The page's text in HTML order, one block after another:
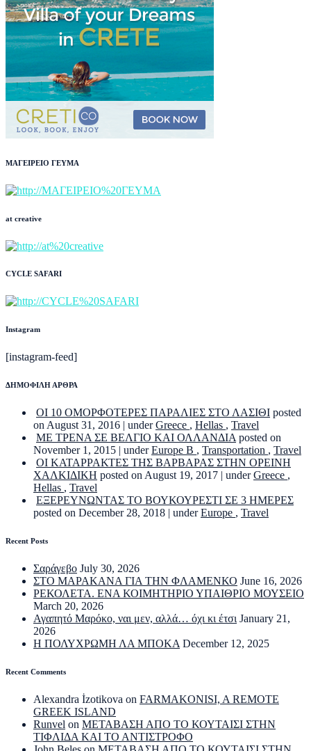
ΜΑΓΕΙΡΕΙΟ ΓΕΥΜΑ
at creative
CYCLE SAFARI
Instagram
[instagram-feed]
ΔΗΜΟΦΙΛΗ ΑΡΘΡΑ
ΟΙ 10 ΟΜΟΡΦΟΤΕΡΕΣ ΠΑΡΑΛΙΕΣ ΣΤΟ ΛΑΣΙΘΙ posted
on August 31, 2016 | underGreece , Hellas , Travel
ΜΕ ΤΡΕΝΑ ΣΕ ΒΕΛΓΙΟ ΚΑΙ ΟΛΛΑΝΔΙΑ posted on
November 1, 2015 | underEurope B , Transportation , Travel
ΟΙ ΚΑΤΑΡΡΑΚΤΕΣ ΤΗΣ ΒΑΡΒΑΡΑΣ ΣΤΗΝ ΟΡΕΙΝΗ
ΧΑΛΚΙΔΙΚΗ posted on August 19, 2017 | underGreece ,
Hellas , Travel
ΕΞΕΡΕΥΝΩΝΤΑΣ ΤΟ ΒΟΥΚΟΥΡΕΣΤΙ ΣΕ 3 ΗΜΕΡΕΣ
posted on December 28, 2018 | underEurope , Travel
Recent Posts
Σαράγεβο July 30, 2026
ΣΤΟ ΜΑΡΑΚΑΝΑ ΓΙΑ ΤΗΝ ΦΛΑΜΕΝΚΟ June 16, 2026
ΡΕΚΟΛΕΤΑ. ΕΝΑ ΚΟΙΜΗΤΗΡΙΟ ΥΠΑΙΘΡΙΟ ΜΟΥΣΕΙΟ
March 20, 2026
Αγαπητό Μαρόκο, ναι μεν, αλλά… όχι κι έτσι January 21,
2026
Η ΠΟΛΥΧΡΩΜΗ ΛΑ ΜΠΟΚΑ December 12, 2025
Recent Comments
Alexandra İzotikova on FARMAKONISI, A REMOTE
GREEK ISLAND
Runvel on ΜΕΤΑΒΑΣΗ ΑΠΟ ΤΟ ΚΟΥΤΑΙΣΙ ΣΤΗΝ
ΤΙΦΛΙΔΑ ΚΑΙ ΤΟ ΑΝΤΙΣΤΡΟΦΟ